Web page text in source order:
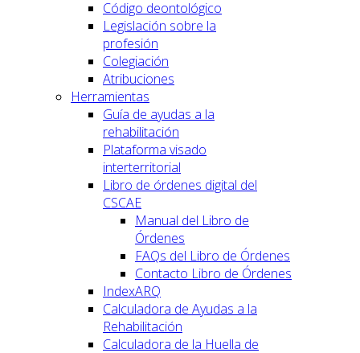
Código deontológico
Legislación sobre la
profesión
Colegiación
Atribuciones
Herramientas
Guía de ayudas a la
rehabilitación
Plataforma visado
interterritorial
Libro de órdenes digital del
CSCAE
Manual del Libro de
Órdenes
FAQs del Libro de Órdenes
Contacto Libro de Órdenes
IndexARQ
Calculadora de Ayudas a la
Rehabilitación
Calculadora de la Huella de